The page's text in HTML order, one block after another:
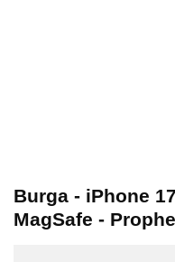
Burga - iPhone
MagSafe -